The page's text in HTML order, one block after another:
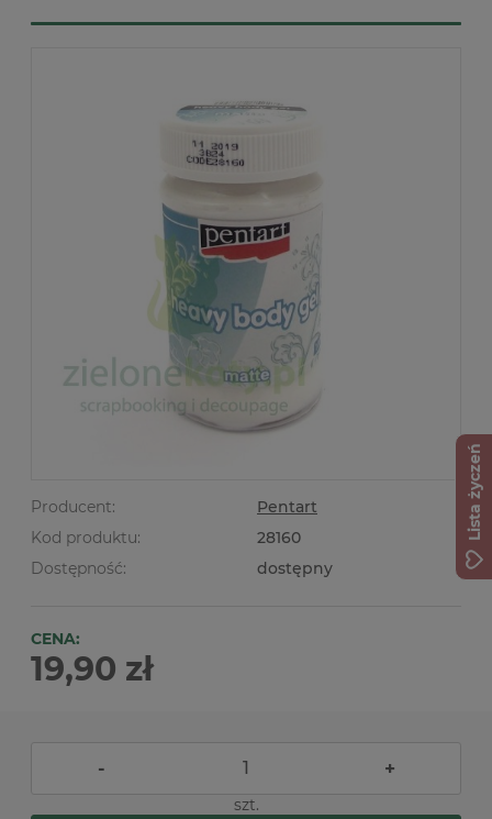
Producent:
Pentart
Kod produktu:
28160
Dostępność:
dostępny
CENA:
19,90 zł
- +
szt.
Lista życzeń